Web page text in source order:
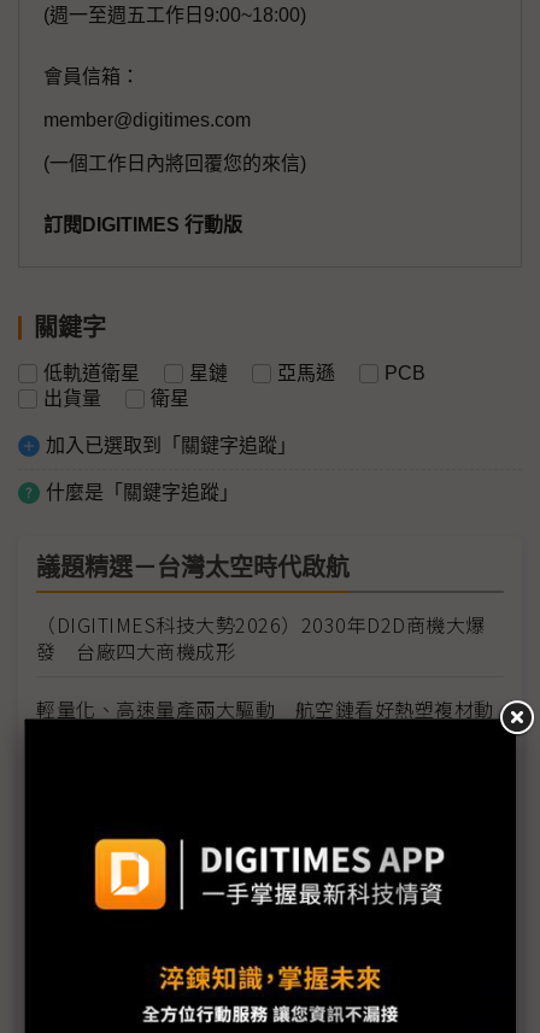
(週一至週五工作日9:00~18:00)
會員信箱：
member@digitimes.com
(一個工作日內將回覆您的來信)
訂閱DIGITIMES 行動版
關鍵字
低軌道衛星 星鏈 亞馬遜
PCB
出貨量
衛星
加入已選取到「關鍵字追蹤」
什麼是「關鍵字追蹤」
議題精選－台灣太空時代啟航
（DIGITIMES科技大勢2026）2030年D2D商機大爆
發 台廠四大商機成形
輕量化、高速量產兩大驅動 航空鏈看好熱塑複材動
亞馬遜接力Starlink卡位太空 台PCB廠再迎衛星板
出貨動能
創未來「鐘雀1號」隨福八升空 有望補足台戰術通